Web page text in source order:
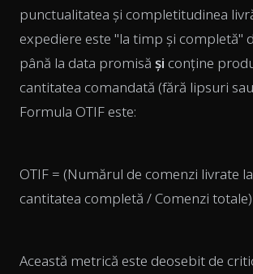
punctualitatea și completitudinea
expediere este "la timp și completă"
până la data promisă și conține
cantitatea comandată (fără lipsuri
Formula OTIF este:
OTIF = (Numărul de comenzi livrate
cantitatea completă / Comenzi
Această metrică este deosebit de